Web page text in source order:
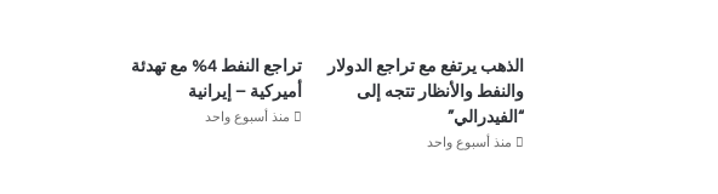
الذهب يرتفع مع تراجع الدولار
والنفط والأنظار تتجه إلى
“الفيدرالي”
منذ أسبوع واحد
تراجع النفط 4% مع تهدئة
أميركية – إيرانية
منذ أسبوع واحد